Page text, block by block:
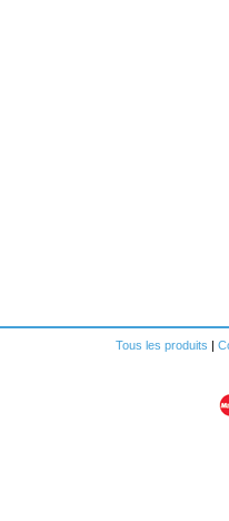
Tous les produits |